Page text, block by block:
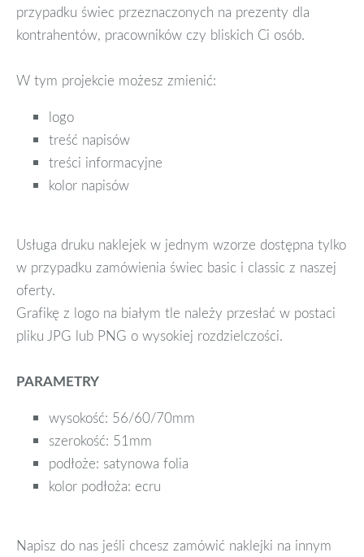
przypadku świec przeznaczonych na prezenty dla
kontrahentów, pracowników czy bliskich Ci osób.
W tym projekcie możesz zmienić:
logo
treść napisów
treści informacyjne
kolor napisów
Usługa druku naklejek w jednym wzorze dostępna tylko
w przypadku zamówienia świec basic i classic z naszej
oferty.
Grafikę z logo na białym tle należy przesłać w postaci
pliku JPG lub PNG o wysokiej rozdzielczości.
PARAMETRY
wysokość: 56/60/70mm
szerokość: 51mm
podłoże: satynowa folia
kolor podłoża: ecru
Napisz do nas jeśli chcesz zamówić naklejki na innym